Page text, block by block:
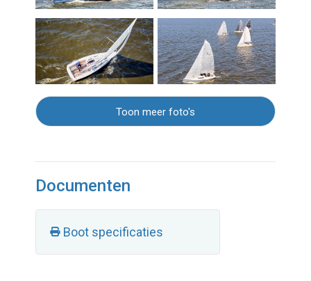
Toon meer foto's
Documenten
Boot specificaties